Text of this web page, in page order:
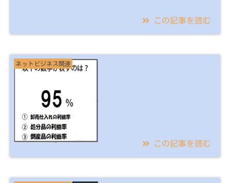
転売しててコレ知らな
いのは勿体な過ぎ！倒
約したら！？
この記事を読む
ネットビジネス関連
転売するなら押さえて
この記事を読む